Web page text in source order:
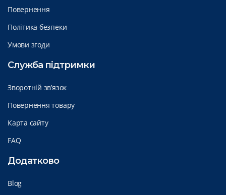
Повернення
Політика безпеки
Умови згоди
Служба підтримки
Зворотній зв’язок
Повернення товару
Карта сайту
FAQ
Додатково
Blog